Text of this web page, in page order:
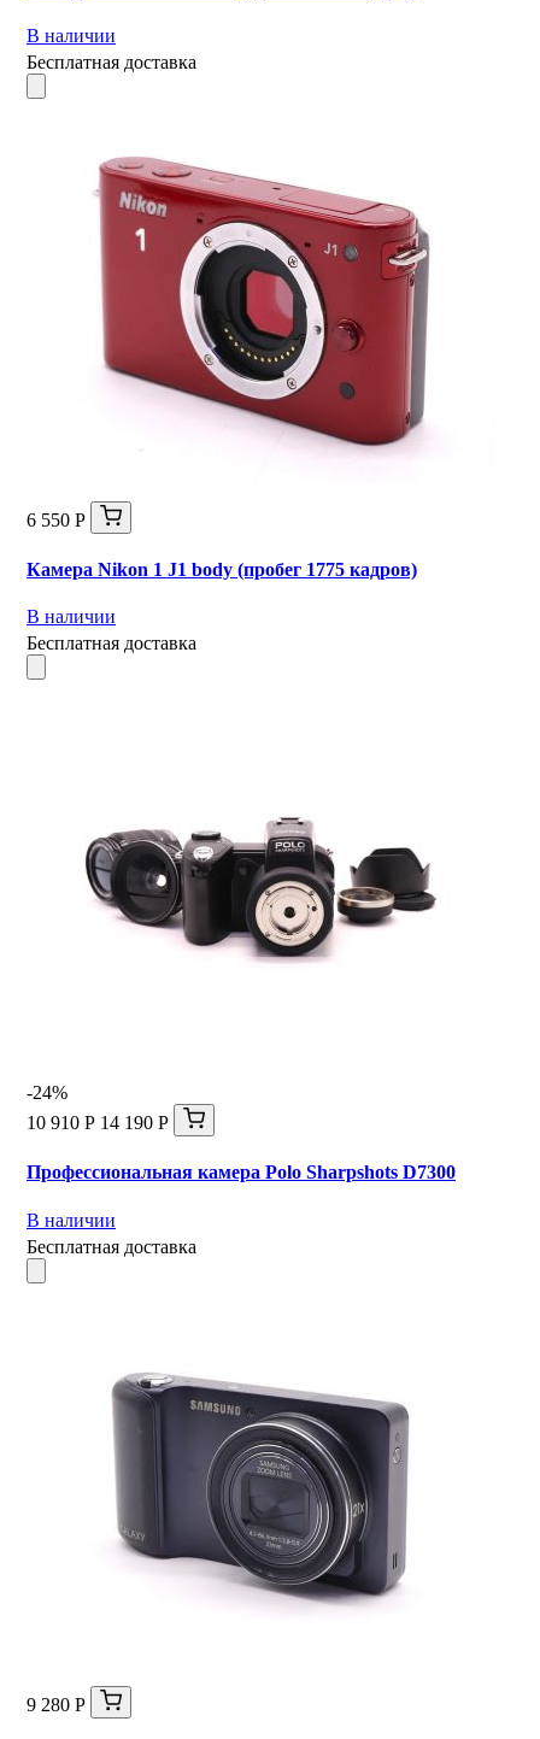
В наличии
Бесплатная доставка
6 550 Р
Камера Nikon 1 J1 body (пробег 1775 кадров)
В наличии
Бесплатная доставка
-24%
10 910 Р 14 190 Р
Профессиональная камера Polo Sharpshots D7300
В наличии
Бесплатная доставка
9 280 Р